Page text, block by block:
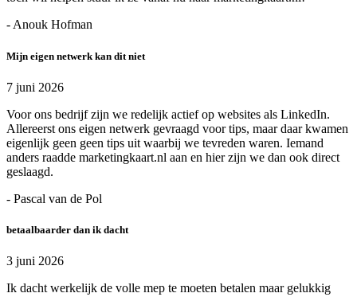
- Anouk Hofman
Mijn eigen netwerk kan dit niet
7 juni 2026
Voor ons bedrijf zijn we redelijk actief op websites als LinkedIn.
Allereerst ons eigen netwerk gevraagd voor tips, maar daar kwamen
eigenlijk geen geen tips uit waarbij we tevreden waren. Iemand
anders raadde marketingkaart.nl aan en hier zijn we dan ook direct
geslaagd.
- Pascal van de Pol
betaalbaarder dan ik dacht
3 juni 2026
Ik dacht werkelijk de volle mep te moeten betalen maar gelukkig